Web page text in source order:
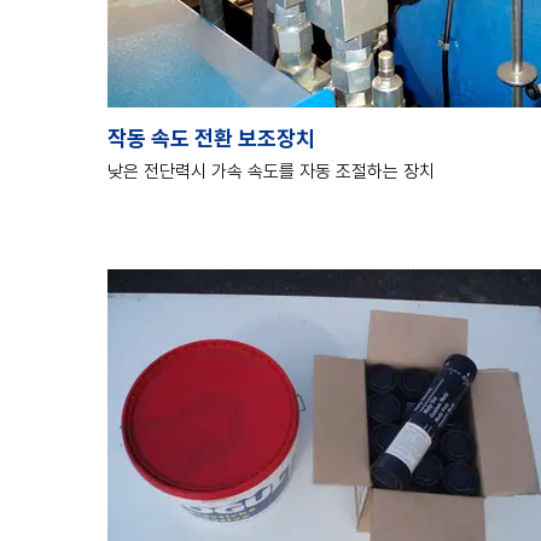
작동 속도 전환 보조장치
낮은 전단력시 가속 속도를 자동 조절하는 장치